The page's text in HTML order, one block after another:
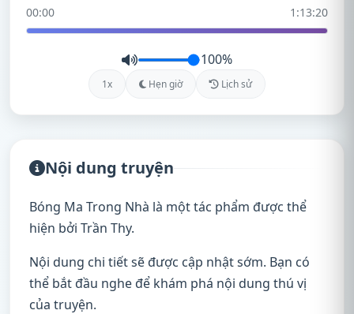
00:00 1:13:20
100%
1x Hẹn giờ Lịch sử
Nội dung truyện
Bóng Ma Trong Nhà là một tác phẩm được thể
hiện bởi Trần Thy.
Nội dung chi tiết sẽ được cập nhật sớm. Bạn có
thể bắt đầu nghe để khám phá nội dung thú vị
của truyện.